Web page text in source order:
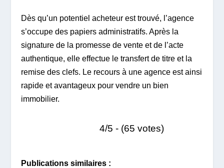
Dès qu’un potentiel acheteur est trouvé, l’agence
s’occupe des papiers administratifs. Après la
signature de la promesse de vente et de l’acte
authentique, elle effectue le transfert de titre et la
remise des clefs. Le recours à une agence est ainsi
rapide et avantageux pour vendre un bien
immobilier.
4/5 - (65 votes)
Publications similaires :